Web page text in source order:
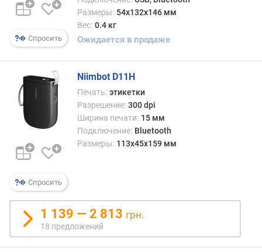
а
и
(
м
м
л
н
а
е
т
(
Спросить
Размеры: 54x132x146 мм
Вес: 0.4 кг
Ожидается в продаже
Спросить
Niimbot D11H
Печать: этикетки
Разрешение: 300 dpi
Ширина печати: 15 мм
Подключение: Bluetooth
Размеры: 113х45х159 мм
1 139 — 2 813 грн.
18 предложений